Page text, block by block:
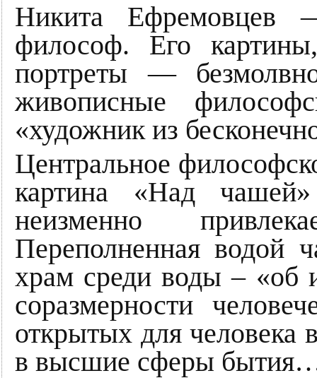
Никита Ефремовцев
философ. Его
портреты —
живописные
«художник из
Центральное
картина «Над
неизменно
Переполненная водой
храм среди воды – «об
соразмерности
открытых для человека
в высшие сферы